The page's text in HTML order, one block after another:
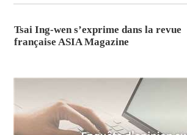
Tsai Ing-wen s’exprime dans la revue
française ASIA Magazine